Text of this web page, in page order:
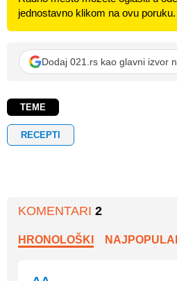
jednostavno klikom na ovu poruku.
Dodaj 021.rs kao glavni izvor
TEME
RECEPTI
KOMENTARI 2
HRONOLOŠKI